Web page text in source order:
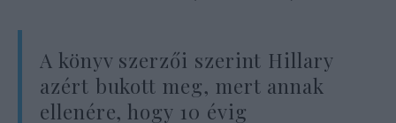
A könyv szerzői szerint Hillary
azért bukott meg, mert annak
ellenére, hogy 10 évig